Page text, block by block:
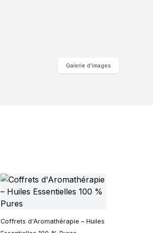
Galerie d’images
Coffrets d'Aromathérapie – Huiles